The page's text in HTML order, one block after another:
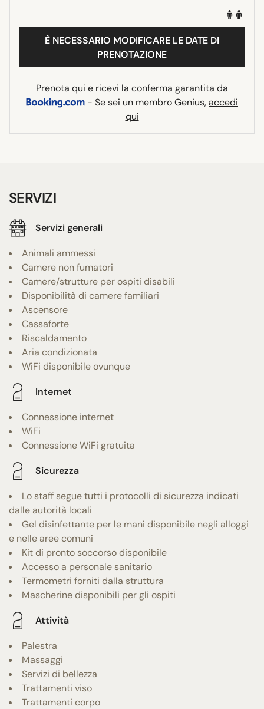
È NECESSARIO MODIFICARE LE DATE DI
PRENOTAZIONE
Prenota qui e ricevi la conferma garantita da
- Se sei un membro Genius,accedi
qui
SERVIZI
Servizi generali
Animali ammessi
Camere non fumatori
Camere/strutture per ospiti disabili
Disponibilità di camere familiari
Ascensore
Cassaforte
Riscaldamento
Aria condizionata
WiFi disponibile ovunque
Internet
Connessione internet
WiFi
Connessione WiFi gratuita
Sicurezza
Lo staff segue tutti i protocolli di sicurezza indicati
dalle autorità locali
Gel disinfettante per le mani disponibile negli alloggi
e nelle aree comuni
Kit di pronto soccorso disponibile
Accesso a personale sanitario
Termometri forniti dalla struttura
Mascherine disponibili per gli ospiti
Attività
Palestra
Massaggi
Servizi di bellezza
Trattamenti viso
Trattamenti corpo